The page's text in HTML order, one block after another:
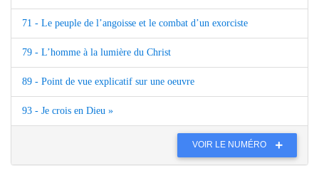
71 - Le peuple de l’angoisse et le combat d’un exorciste
79 - L’homme à la lumière du Christ
89 - Point de vue explicatif sur une oeuvre
93 - Je crois en Dieu »
VOIR LE NUMÉRO